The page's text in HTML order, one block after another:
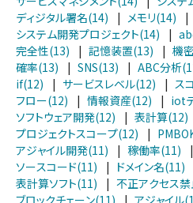
ディジタル署名(14)
| メモリ(14)
|
システム開発プロジェクト(14)
|
完全性(13)
| 記憶装置(13) | 機
確率(13)
| SNS(13) | ABC分析
if(12)
| サービスレベル(12) | ス
フロー(12)
| 情報資産(12) | iot
ソフトウェア開発(12)
| 表計算(12)
プロジェクトスコープ(12)
|
アジャイル開発(11)
| 稼働率(11) |
ソースコード(11)
| ドメイン名(11)
表計算ソフト(11)
| 不正アクセス
ブロックチェーン(11)
| アジャイル